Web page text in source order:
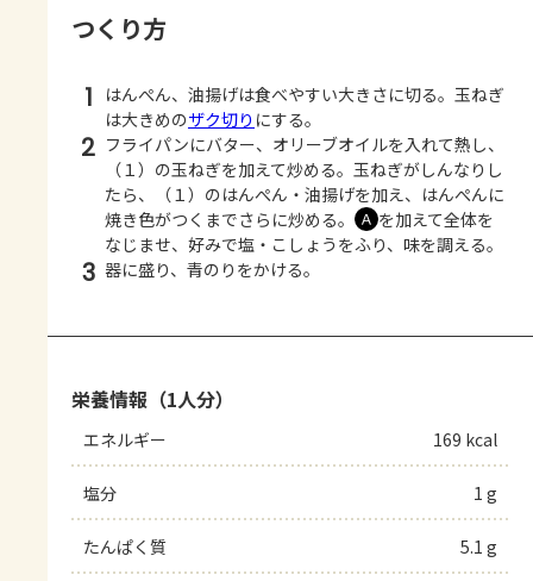
つくり方
1
はんぺん、油揚げは食べやすい大きさに切る。玉ねぎ
は大きめのザク切り にする。
2 フライパンにバター、オリーブオイルを入れて熱し、
（１）の玉ねぎを加えて炒める。玉ねぎがしんなりし
たら、（１）のはんぺん・油揚げを加え、はんぺんに
焼き色がつくまでさらに炒める。
Ａ を加えて全体を
なじませ、好みで塩・こしょうをふり、味を調える。
3 器に盛り、青のりをかける。
栄養情報（1人分）
エネルギー 169 kcal
塩分 1 g
たんぱく質 5.1 g